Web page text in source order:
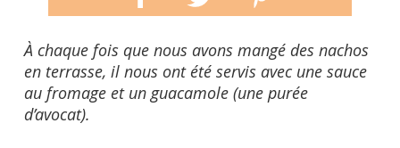
À chaque fois que nous avons mangé des nachos
en terrasse, il nous ont été servis avec une sauce
au fromage et un guacamole (une purée
d’avocat).